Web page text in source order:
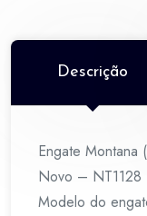
-
NT1128
Descrição
Engate
Novo – NT1128
Modelo do